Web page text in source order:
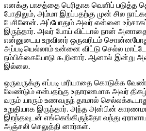
எனக்கு பாசத்தை பெரிதாக வெளிப் படுத்த
போதிலும், அம்மா இறப்பதற்கு முன் சில
பேசினேன். அப்போதும் அவர் என்னை
இருந்தார். அவர் போய் விட்டால் நான்
என்னுடைய உறவினர் ஒருவரிடம்
அப்படியெல்லாம் உன்னை விட்டு செல்ல
நம்பிக்கையோடு கூறினார். ஆனால் இன்று
இல்லை.
ஒருவருக்கு எப்படி மரியாதை கொடுக்க
வேண்டும் என்பதற்கு உதாரணமாக அவர்
வரும் யாரும் உணவருந் தாமால்
உறுதியாக இருந்தார். அந்த அன்பின்
இறந்தவுடன் எங்கெங்கிருந்தோ வந்து
அஞ்சலி செலுத்தி னார்கள்.